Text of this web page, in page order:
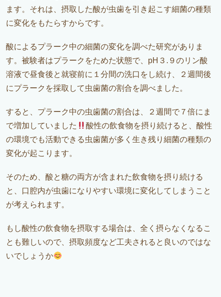
ます。それは、摂取した酸が虫歯を引き起こす細菌の種類
に変化をもたらすからです。
酸によるプラーク中の細菌の変化を調べた研究がありま
す。被験者はプラークをためた状態で、pH３.９のリン酸
溶液で昼食後と就寝前に１分間の洗口をし続け、２週間後
にプラークを採取して虫歯菌の割合を調べました。
すると、プラーク中の虫歯菌の割合は、２週間で７倍にま
で増加していました
酸性の飲食物を摂り続けると、酸性
の環境でも活動できる虫歯菌が多く生き残り細菌の種類の
変化が起こります。
そのため、酸と糖の両方が含まれた飲食物を摂り続ける
と、口腔内が虫歯になりやすい環境に変化してしまうこと
が考えられます。
もし酸性の飲食物を摂取する場合は、全く摂らなくなるこ
とも難しいので、摂取頻度など工夫されると良いのではな
いでしょうか